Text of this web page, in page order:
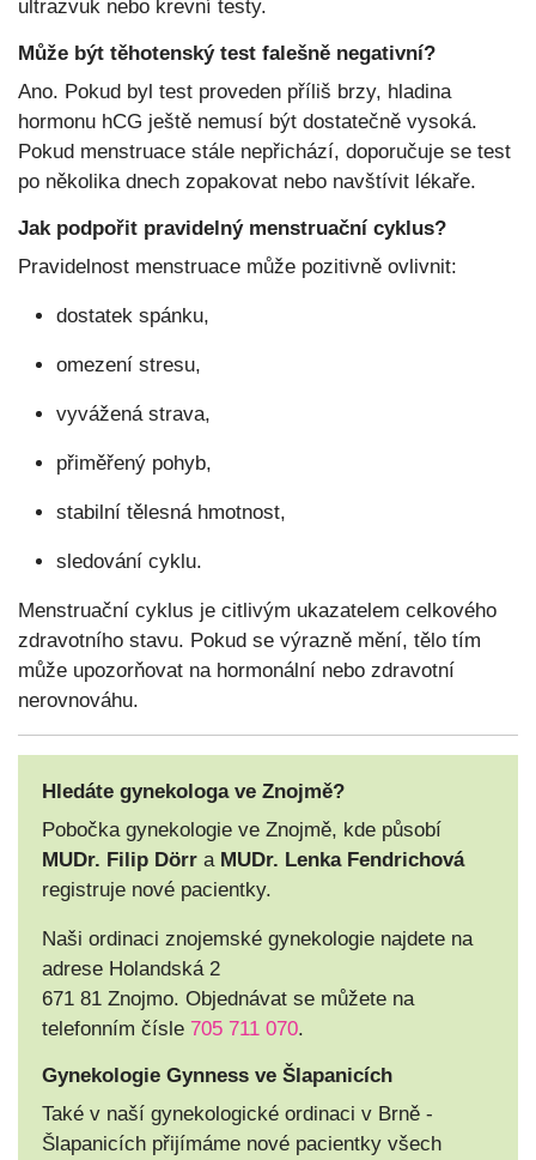
ultrazvuk nebo krevní testy.
Může být těhotenský test falešně negativní?
Ano. Pokud byl test proveden příliš brzy, hladina
hormonu hCG ještě nemusí být dostatečně vysoká.
Pokud menstruace stále nepřichází, doporučuje se test
po několika dnech zopakovat nebo navštívit lékaře.
Jak podpořit pravidelný menstruační cyklus?
Pravidelnost menstruace může pozitivně ovlivnit:
dostatek spánku,
omezení stresu,
vyvážená strava,
přiměřený pohyb,
stabilní tělesná hmotnost,
sledování cyklu.
Menstruační cyklus je citlivým ukazatelem celkového
zdravotního stavu. Pokud se výrazně mění, tělo tím
může upozorňovat na hormonální nebo zdravotní
nerovnováhu.
Hledáte gynekologa ve Znojmě?
Pobočka gynekologie ve Znojmě, kde působí
MUDr. Filip Dörr a MUDr. Lenka Fendrichová
registruje nové pacientky.
Naši ordinaci znojemské gynekologie najdete na
adrese Holandská 2
671 81 Znojmo. Objednávat se můžete na
telefonním čísle 705 711 070.
Gynekologie Gynness ve Šlapanicích
Také v naší gynekologické ordinaci v Brně -
Šlapanicích přijímáme nové pacientky všech